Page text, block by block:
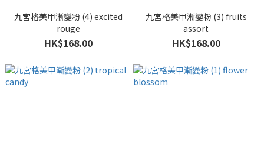
九宮格美甲漸變粉 (4) excited
rouge
HK$168.00
九宮格美甲漸變粉 (3) fruits
assort
HK$168.00